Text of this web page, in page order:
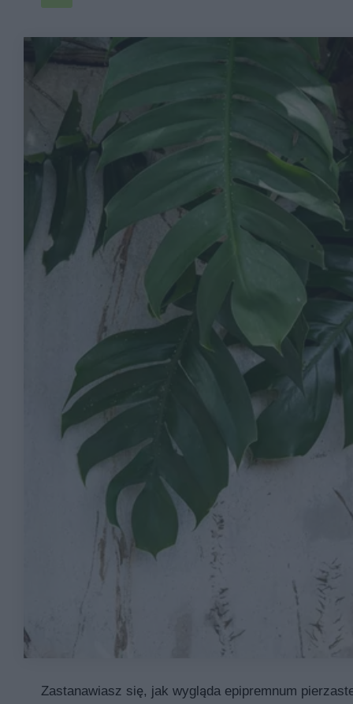
Zastanawiasz się, jak wygląda epipremnum